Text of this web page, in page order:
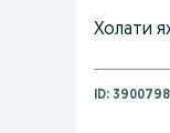
Холати
ID: